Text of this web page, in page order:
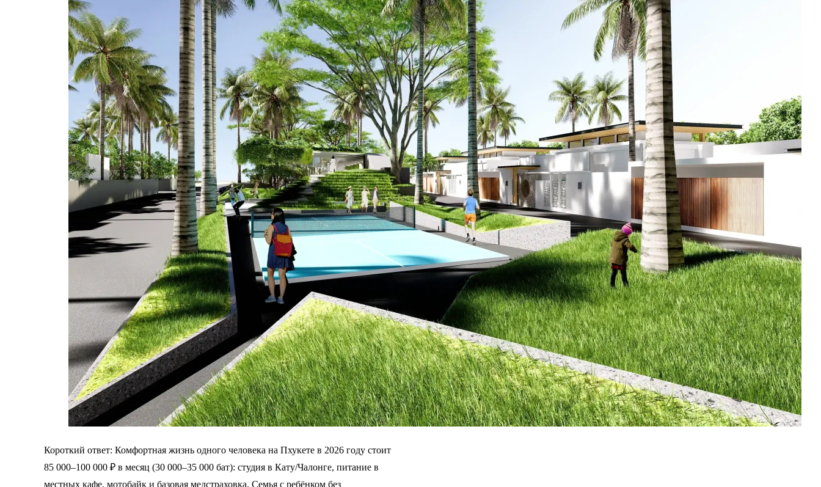
Короткий ответ: Комфортная жизнь одного человека на Пхукете в 2026 году стоит
85 000–100 000 ₽ в месяц (30 000–35 000 бат): студия в Кату/Чалонге, питание в
местных кафе, мотобайк и базовая медстраховка. Семья с ребёнком без